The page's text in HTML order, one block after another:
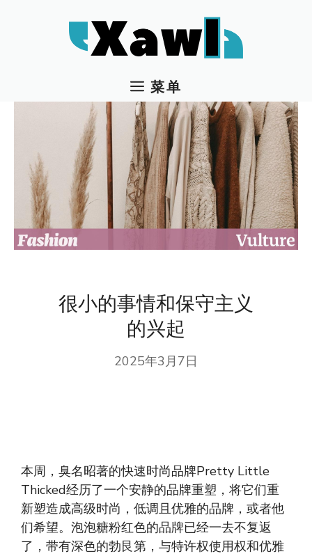
菜单
很小的事情和保守主义
的兴起
2025年3月7日
本周，臭名昭著的快速时尚品牌Pretty Little
Thicked经历了一个安静的品牌重塑，将它们重
新塑造成高级时尚，低调且优雅的品牌，或者他
们希望。泡泡糖粉红色的品牌已经一去不复返
了，带有深色的勃艮第，与特许权使用权和优雅